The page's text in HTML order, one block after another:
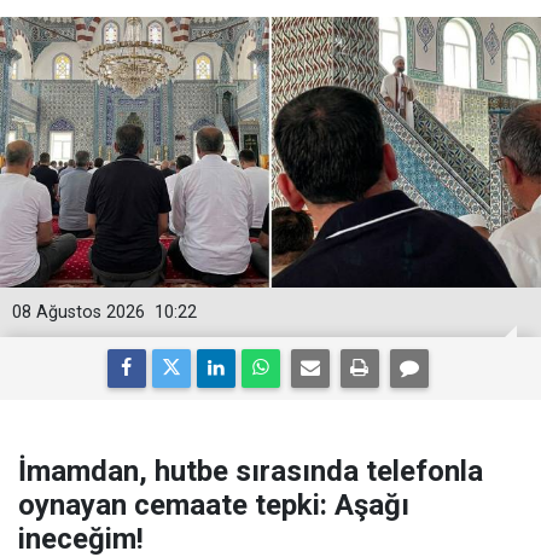
10:22
08 Ağustos 2026
İmamdan, hutbe sırasında telefonla
oynayan cemaate tepki: Aşağı
ineceğim!